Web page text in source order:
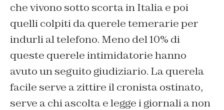
che vivono sotto scorta in Italia e poi
quelli colpiti da querele temerarie per
indurli al telefono. Meno del 10% di
queste querele intimidatorie hanno
avuto un seguito giudiziario. La querela
facile serve a zittire il cronista ostinato,
serve a chi ascolta e legge i giornali a non